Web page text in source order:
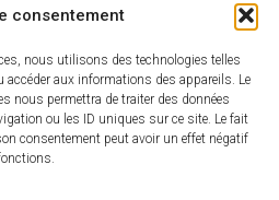
consentement
nous utilisons des technologies telles
accéder aux informations des appareils. Le
nous permettra de traiter des données
ou les ID uniques sur ce site. Le fait
consentement peut avoir un effet négatif
HORAIRES
D'OUVERTURE
Du lundi au
vendredi :9h00-